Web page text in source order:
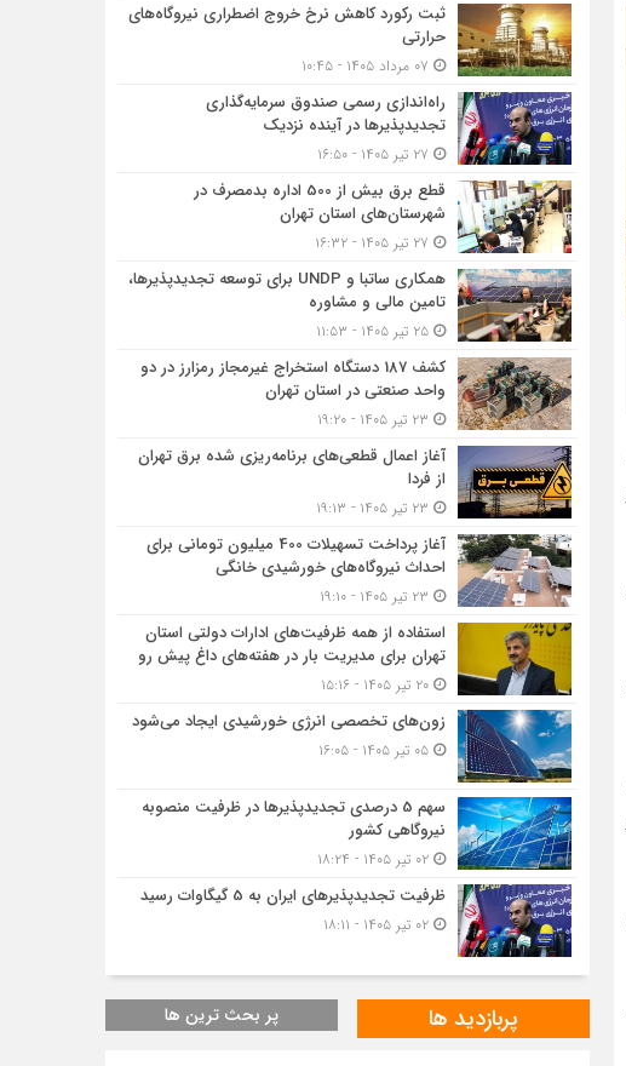
ثبت رکورد کاهش نرخ خروج اضطراری نیروگاه‌های
حرارتی
راه‌اندازی رسمی صندوق سرمایه‌گذاری
تجدیدپذیرها در آینده نزدیک
قطع برق بیش از 500 اداره بدمصرف در
شهرستان‌های استان تهران
همکاری ساتبا و UNDP برای توسعه تجدیدپذیرها،
تامین مالی و مشاوره
۲۵ تیر ۱۴۰۵ - ۱۱:۵۳
کشف 187 دستگاه استخراج غیرمجاز رمزارز در دو
واحد صنعتی در استان تهران
آغاز اعمال قطعی‌های برنامه‌ریزی شده برق تهران
از فردا
آغاز پرداخت تسهیلات 400 میلیون تومانی برای
احداث نیروگاه‌های خورشیدی خانگی
استفاده از همه ظرفیت‌های ادارات دولتی استان
تهران برای مدیریت بار در هفته‌های داغ پیش رو
۲۰ تیر ۱۴۰۵ - ۱۵:۱۶
زون‌های تخصصی انرژی خورشیدی ایجاد می‌شود
۰۵ تیر ۱۴۰۵ - ۱۶:۰۵
سهم 5 درصدی تجدیدپذیرها در ظرفیت منصوبه
نیروگاهی کشور
۰۲ تیر ۱۴۰۵ - ۱۸:۲۴
ظرفیت تجدیدپذیرهای ایران به 5 گیگاوات رسید
۰۲ تیر ۱۴۰۵ - ۱۸:۱۱
پربازدید ها پر بحث ترین ها